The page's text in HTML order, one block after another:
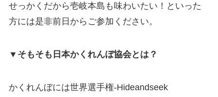
せっかくだから壱岐本島も味わいたい！といった
方には是非前日からご参加ください。
▼そもそも日本かくれんぼ協会とは？
かくれんぼには世界選手権-Hideandseek